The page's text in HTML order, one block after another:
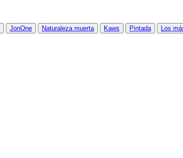
JonOne Naturaleza muerta Kaws Pintada Los